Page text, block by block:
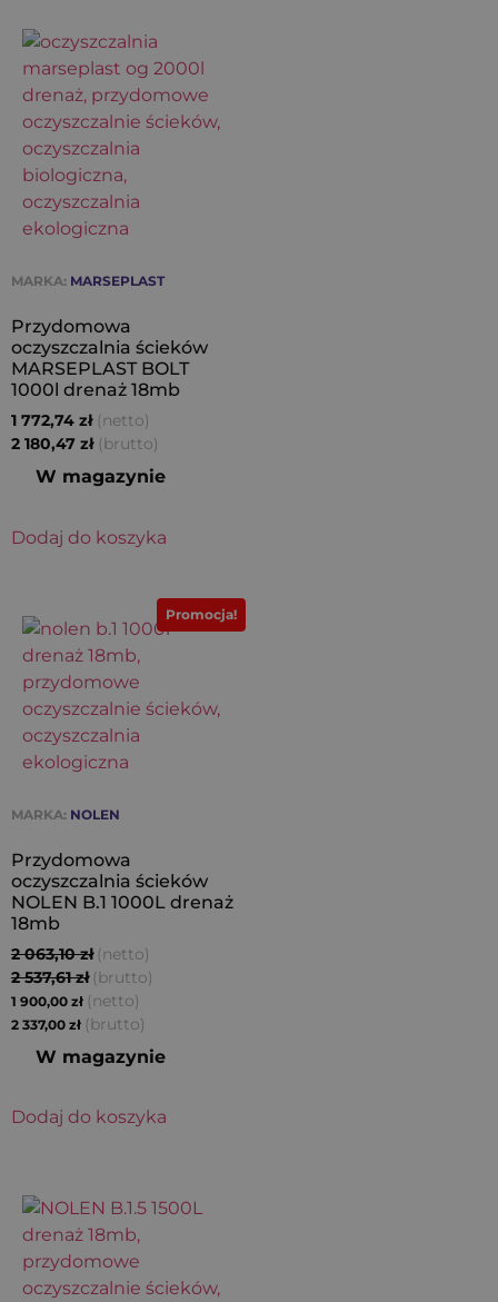
MARKA: MARSEPLAST
Przydomowa
oczyszczalnia ścieków
MARSEPLAST BOLT
1000l drenaż 18mb
1 772,74 zł (netto)
2 180,47 zł (brutto)
W magazynie
Dodaj do koszyka
Promocja!
MARKA: NOLEN
Przydomowa
oczyszczalnia ścieków
NOLEN B.1 1000L drenaż
18mb
2 063,10zł (netto)
2 537,61zł (brutto)
1 900,00 zł (netto)
2 337,00 zł (brutto)
W magazynie
Dodaj do koszyka